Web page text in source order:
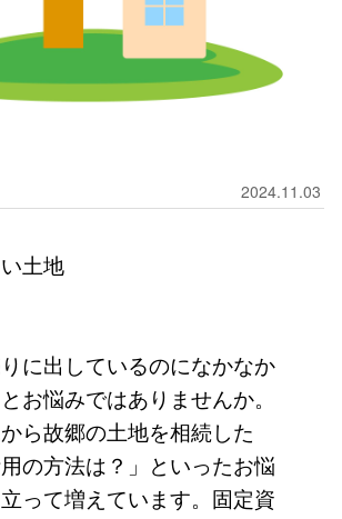
2024.11.03
土地
りに出しているのになかなか
お悩みではありませんか。
ら故郷の土地を相続した
の方法は？」といったお悩
って増えています。固定資